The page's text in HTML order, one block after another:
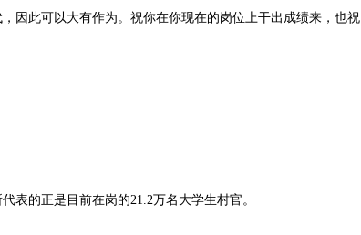
因此可以大有作为。祝你在你现在的岗位上干出成绩来，也祝
表的正是目前在岗的21.2万名大学生村官。